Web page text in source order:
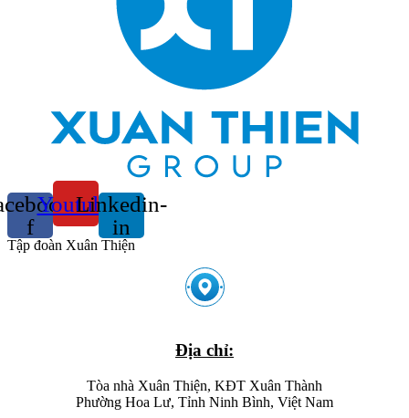
f
YoutubeLinkedin-
in
Tập đoàn Xuân Thiện
Địa chỉ:
Tòa nhà Xuân Thiện, KĐT Xuân Thành
Phường Hoa Lư, Tỉnh Ninh Bình, Việt Nam